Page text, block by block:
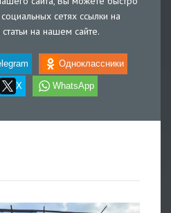
сетях ссылки на
на нашем сайте.
Одноклассники
X WhatsApp